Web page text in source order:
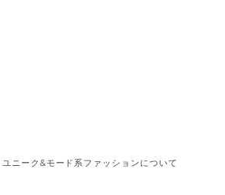
ニーク&モード系ファッションについて